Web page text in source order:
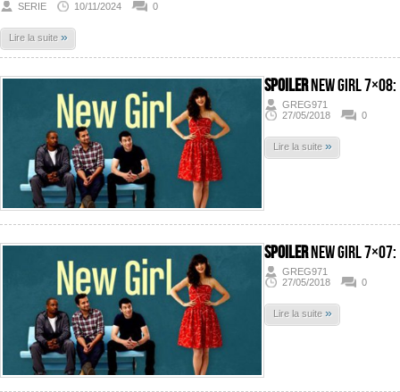
SERIE 10/11/2024 0
Lire la suite »
SPOILERNew Girl 7×08:
GREG971
27/05/2018
0
Lire la suite »
SPOILERNew Girl 7×07:
GREG971
27/05/2018
0
Lire la suite »